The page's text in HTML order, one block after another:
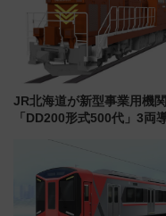
JR北海道が新型事業用機
「DD200形式500代」3両